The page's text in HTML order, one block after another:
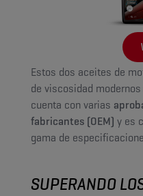
Estos dos aceites de
de viscosidad
cuenta con varias
fabricantes (OEM) y es
gama de
SUPERANDO